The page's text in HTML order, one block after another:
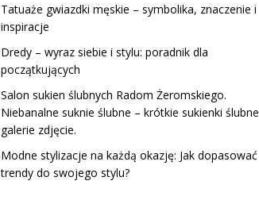
Tatuaże gwiazdki męskie – symbolika, znaczenie i
inspiracje
Dredy – wyraz siebie i stylu: poradnik dla
początkujących
Salon sukien ślubnych Radom Żeromskiego.
Niebanalne suknie ślubne – krótkie sukienki ślubne
galerie zdjęcie.
Modne stylizacje na każdą okazję: Jak dopasować
trendy do swojego stylu?